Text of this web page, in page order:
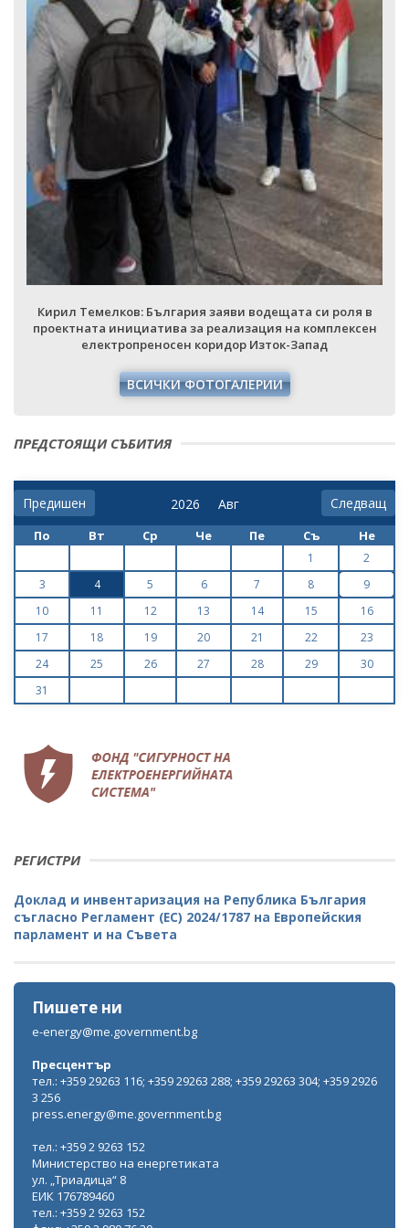
Кирил Темелков: България заяви водещата си роля в
проектната инициатива за реализация на комплексен
електропреносен коридор Изток-Запад
ВСИЧКИ ФОТОГАЛЕРИИ
НАЦИОНАЛЕН ПЛАН ЗА ИНВЕСТИЦИИ
ТЕРИТОРИАЛНИ ПЛАНОВЕ ЗА СПРАВЕДЛИВ ПРЕХОД
ПРЕДСТОЯЩИ СЪБИТИЯ
Предишен Следващ
По Вт Ср Че Пе Съ Не
1
2
3
4 5 6 7 8
9
10
11 12 13 14 15
16
17
18 19 20 21 22
23
24
25 26 27 28 29
30
31
РЕГИСТРИ
Доклад и инвентаризация на Република България
съгласно Регламент (ЕС) 2024/1787 на Европейския
парламент и на Съвета
Пишете ни
e-energy@me.government.bg
Пресцентър
тел.: +359 29263 116; +359 29263 288; +359 29263 304; +359 2926
3 256
press.energy@me.government.bg
тел.: +359 2 9263 152
Министерство на енергетиката
ул. „Триадица“ 8
ЕИК 176789460
тел.: +359 2 9263 152